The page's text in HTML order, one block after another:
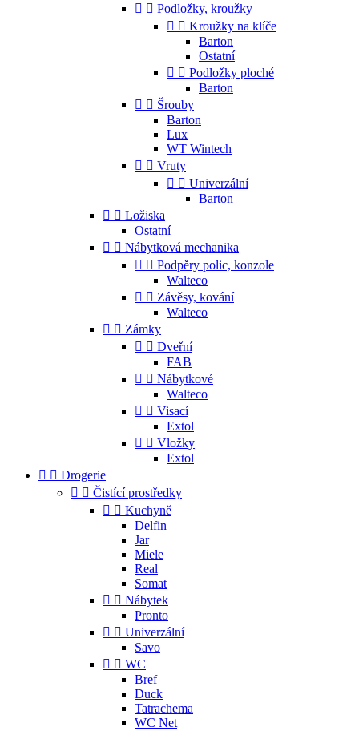
  Podložky, kroužky
  Kroužky na klíče
Barton
Ostatní
  Podložky ploché
Barton
  Šrouby
Barton
Lux
WT Wintech
  Vruty
  Univerzální
Barton
  Ložiska
Ostatní
  Nábytková mechanika
  Podpěry polic, konzole
Walteco
  Závěsy, kování
Walteco
  Zámky
  Dveřní
FAB
  Nábytkové
Walteco
  Visací
Extol
  Vložky
Extol
  Drogerie
  Čistící prostředky
  Kuchyně
Delfin
Jar
Miele
Real
Somat
  Nábytek
Pronto
  Univerzální
Savo
  WC
Bref
Duck
Tatrachema
WC Net